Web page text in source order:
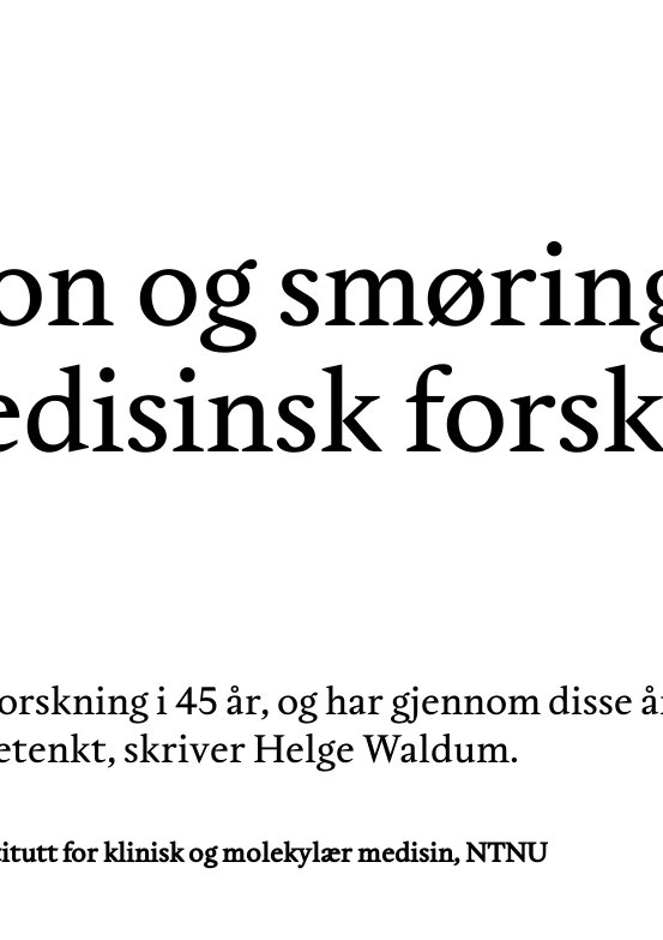
og
i 45 år, og har gjennom disse
skriver Helge Waldum.
for klinisk og molekylær medisin, NTNU